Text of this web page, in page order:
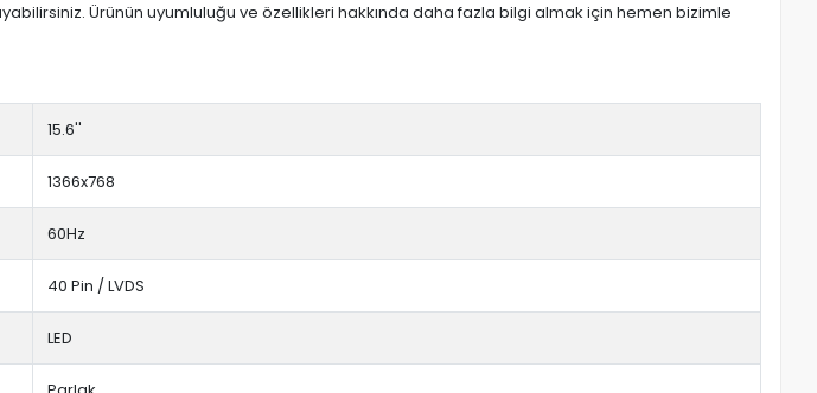
Ürünün uyumluluğu ve özellikleri hakkında daha fazla bilgi almak için hemen bizimle
15.6''
1366x768
60Hz
40 Pin / LVDS
LED